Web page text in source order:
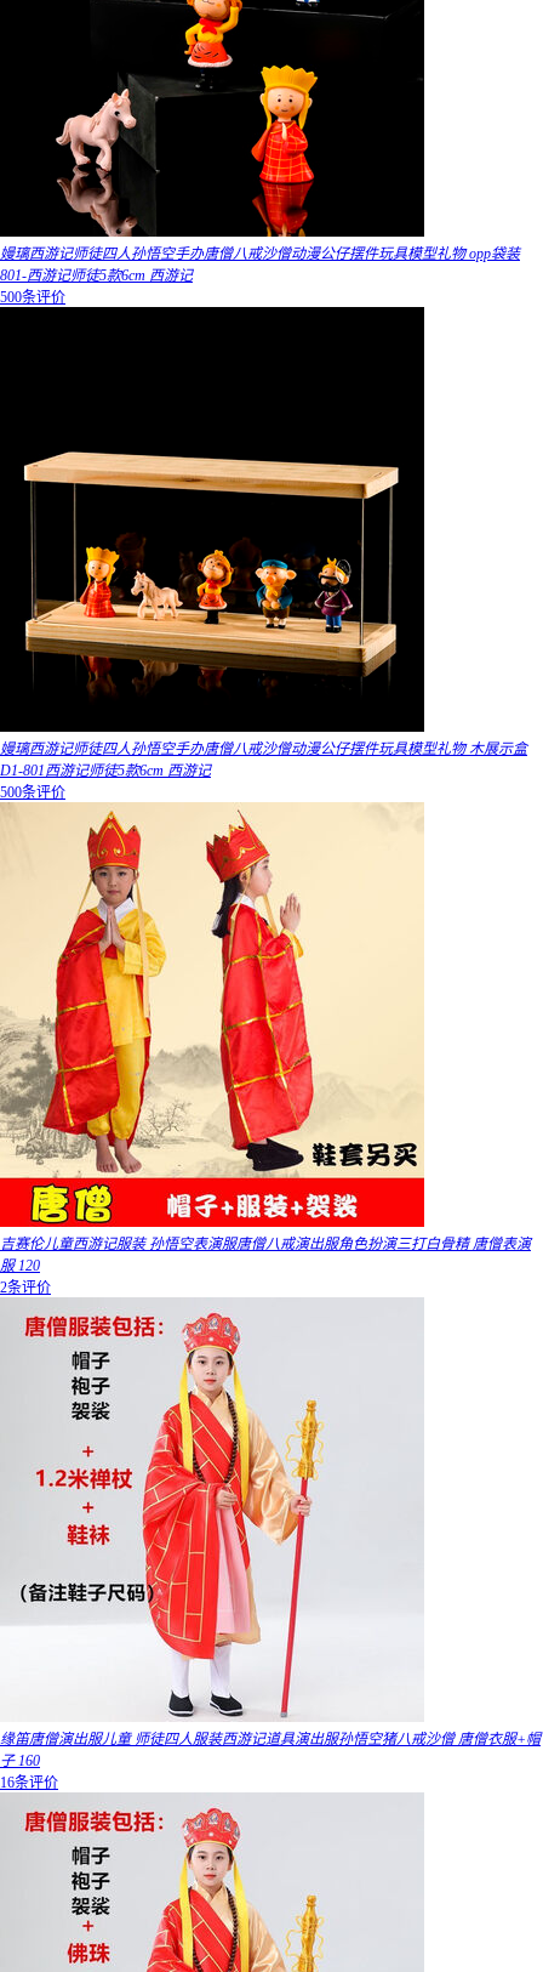
嫚璃西游记师徒四人孙悟空手办唐僧八戒沙僧动漫公仔摆件玩具模型礼物 opp袋装
801-西游记师徒5款6cm 西游记
500条评价
嫚璃西游记师徒四人孙悟空手办唐僧八戒沙僧动漫公仔摆件玩具模型礼物 木展示盒
D1-801西游记师徒5款6cm 西游记
500条评价
吉赛伦儿童西游记服装 孙悟空表演服唐僧八戒演出服角色扮演三打白骨精 唐僧表演
服 120
2条评价
缘笛唐僧演出服儿童 师徒四人服装西游记道具演出服孙悟空猪八戒沙僧 唐僧衣服+帽
子 160
16条评价